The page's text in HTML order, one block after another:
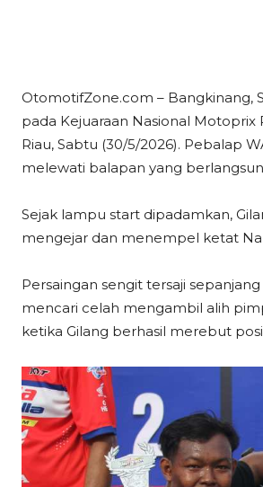
OtomotifZone.com – Bangkinang,
pada Kejuaraan Nasional
Riau, Sabtu (30/5/2026). Pebalap
melewati balapan yang
Sejak lampu start dipadamkan,
mengejar dan menempel ketat
Persaingan sengit tersaji
mencari celah mengambil alih
ketika Gilang berhasil merebut